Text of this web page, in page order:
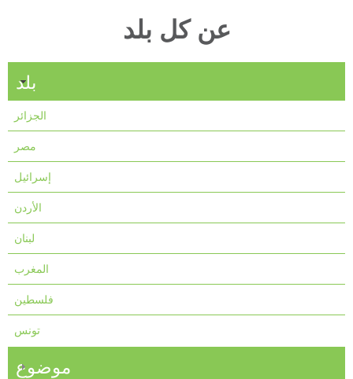
عن كل بلد
بلد
الجزائر
مصر
إسرائيل
الأردن
لبنان
المغرب
فلسطين
تونس
موضوع